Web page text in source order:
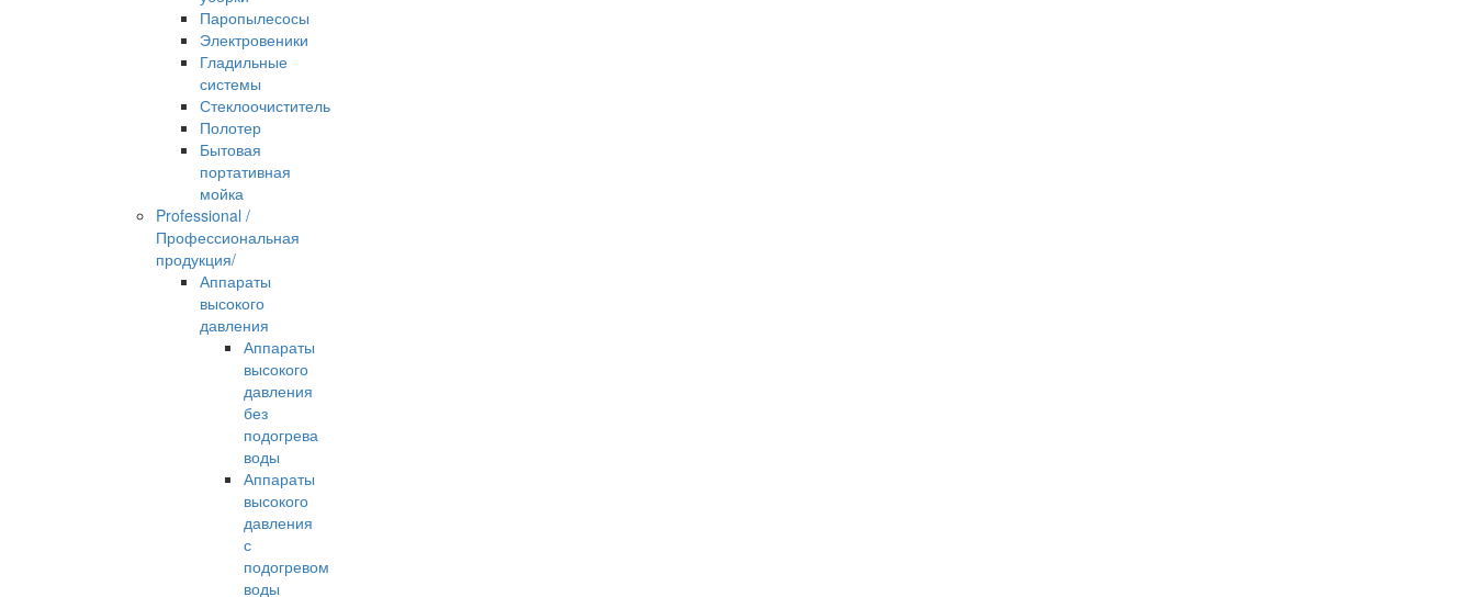
Паропылесосы
Электровеники
Гладильные
системы
Стеклоочиститель
Полотер
Бытовая
портативная
мойка
Professional /
Профессиональная
продукция/
Аппараты
высокого
давления
Аппараты
высокого
давления
без
подогрева
воды
Аппараты
высокого
давления
с
подогревом
воды